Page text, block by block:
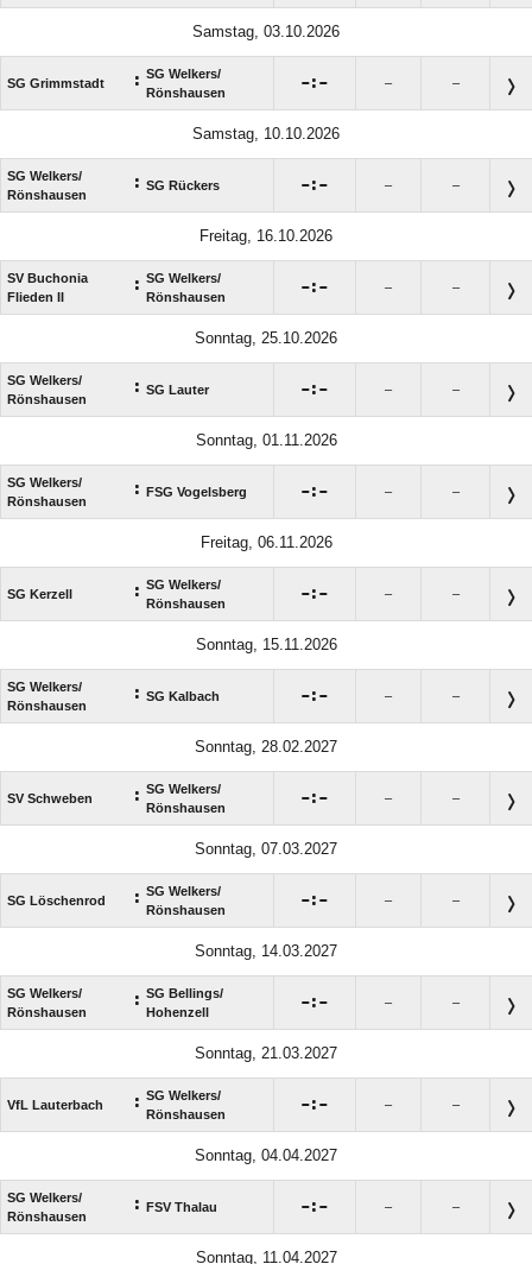
Samstag, 03.10.2026
SG Grimmstadt : SG Welkers/​
Rönshausen
: – –
Samstag, 10.10.2026
SG Welkers/​
Rönshausen
: SG Rückers : – –
Freitag, 16.10.2026
SV Buchonia
Flieden II
: SG Welkers/​
Rönshausen
: – –
Sonntag, 25.10.2026
SG Welkers/​
Rönshausen
: SG Lauter : – –
Sonntag, 01.11.2026
SG Welkers/​
Rönshausen
: FSG Vogelsberg : – –
Freitag, 06.11.2026
SG Kerzell : SG Welkers/​
Rönshausen
: – –
Sonntag, 15.11.2026
SG Welkers/​
Rönshausen
: SG Kalbach : – –
Sonntag, 28.02.2027
SV Schweben : SG Welkers/​
Rönshausen
: – –
Sonntag, 07.03.2027
SG Löschenrod : SG Welkers/​
Rönshausen
: – –
Sonntag, 14.03.2027
SG Welkers/​
Rönshausen
: SG Bellings/​
Hohenzell
: – –
Sonntag, 21.03.2027
VfL Lauterbach : SG Welkers/​
Rönshausen
: – –
Sonntag, 04.04.2027
SG Welkers/​
Rönshausen
: FSV Thalau : – –
Sonntag, 11.04.2027